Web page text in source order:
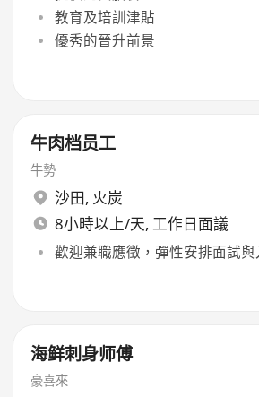
教育及培訓津貼
優秀的晉升前景
牛肉档员工
牛勢
沙田, 火炭
8小時以上/天, 工作日面議
歡迎兼職應徵，彈性安排面試
海鲜刺身师傅
豪喜來